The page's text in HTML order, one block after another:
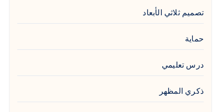
تصميم ثلاثي الأبعاد
حماية
درس تعليمي
ذكري المظهر